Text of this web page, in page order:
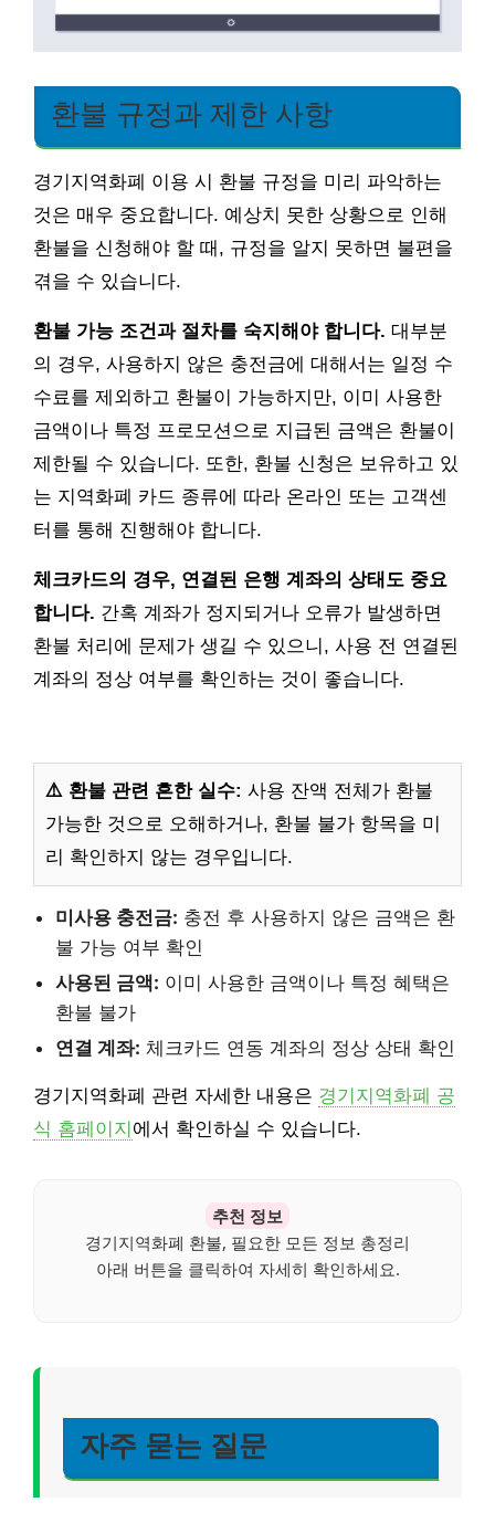
환불 규정과 제한 사항
경기지역화폐 이용 시 환불 규정을 미리 파악하는
것은 매우 중요합니다. 예상치 못한 상황으로 인해
환불을 신청해야 할 때, 규정을 알지 못하면 불편을
겪을 수 있습니다.
환불 가능 조건과 절차를 숙지해야 합니다. 대부분
의 경우, 사용하지 않은 충전금에 대해서는 일정 수
수료를 제외하고 환불이 가능하지만, 이미 사용한
금액이나 특정 프로모션으로 지급된 금액은 환불이
제한될 수 있습니다. 또한, 환불 신청은 보유하고 있
는 지역화폐 카드 종류에 따라 온라인 또는 고객센
터를 통해 진행해야 합니다.
체크카드의 경우, 연결된 은행 계좌의 상태도 중요
합니다. 간혹 계좌가 정지되거나 오류가 발생하면
환불 처리에 문제가 생길 수 있으니, 사용 전 연결된
계좌의 정상 여부를 확인하는 것이 좋습니다.
⚠️ 환불 관련 흔한 실수: 사용 잔액 전체가 환불
가능한 것으로 오해하거나, 환불 불가 항목을 미
리 확인하지 않는 경우입니다.
미사용 충전금: 충전 후 사용하지 않은 금액은 환
불 가능 여부 확인
사용된 금액: 이미 사용한 금액이나 특정 혜택은
환불 불가
연결 계좌: 체크카드 연동 계좌의 정상 상태 확인
경기지역화폐 관련 자세한 내용은 경기지역화폐 공
식 홈페이지 에서 확인하실 수 있습니다.
추천 정보
경기지역화폐 환불, 필요한 모든 정보 총정리
아래 버튼을 클릭하여 자세히 확인하세요.
자주 묻는 질문